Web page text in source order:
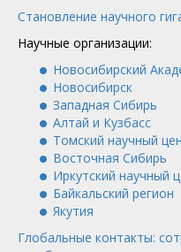
Становление научного
Научные организации:
Новосибирский
Новосибирск
Западная Сибирь
Алтай и Кузбасс
Томский научный
Восточная Сибирь
Иркутский научный
Байкальский регион
Якутия
Глобальные контакты: